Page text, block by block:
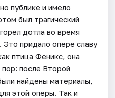
публике и имело
был трагический
дотла во время
Это придало опере славу
птица Феникс, она
пор: после Второй
найдены материалы,
этой оперы. Так и